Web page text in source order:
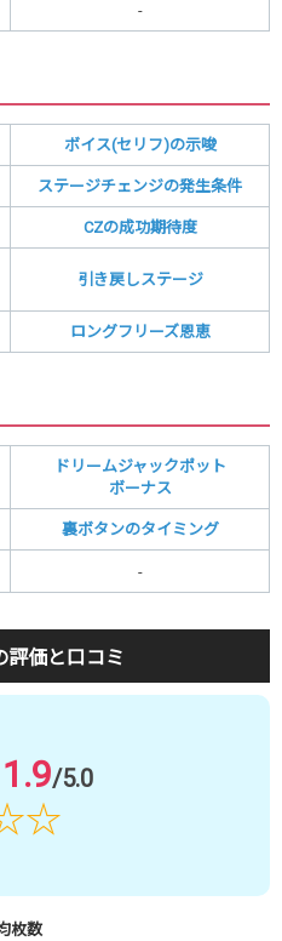
-
ボイス(セリフ)の示唆
ステージチェンジの発生条件
CZの成功期待度
引き戻しステージ
ロングフリーズ恩恵
ドリームジャックポット
ボーナス
裏ボタンのタイミング
-
評価と口コミ
1.9/5.0
☆
枚数